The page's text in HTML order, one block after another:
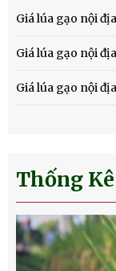
Giá lúa gạo nội
Giá lúa gạo nội
Giá lúa gạo nội
Thống Kê